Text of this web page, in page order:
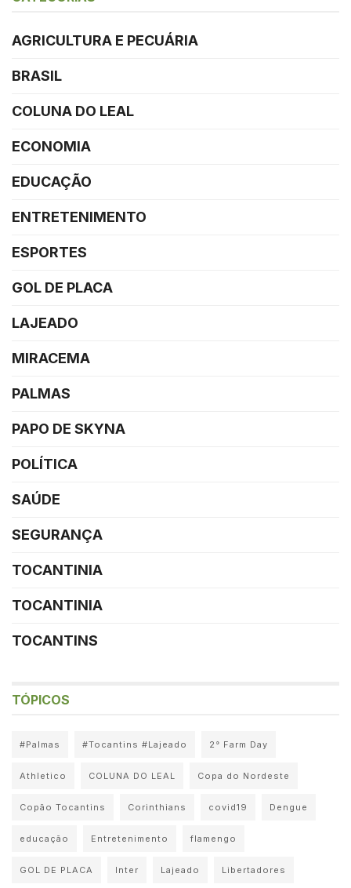
AGRICULTURA E PECUÁRIA
BRASIL
COLUNA DO LEAL
ECONOMIA
EDUCAÇÃO
ENTRETENIMENTO
ESPORTES
GOL DE PLACA
LAJEADO
MIRACEMA
PALMAS
PAPO DE SKYNA
POLÍTICA
SAÚDE
SEGURANÇA
TOCANTINIA
TOCANTINIA
TOCANTINS
TÓPICOS
#Palmas #Tocantins #Lajeado 2° Farm Day
Athletico COLUNA DO LEAL Copa do Nordeste
Copão Tocantins Corinthians covid19 Dengue
educação Entretenimento flamengo
GOL DE PLACA Inter Lajeado Libertadores